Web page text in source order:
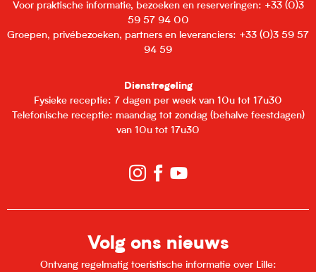
Voor praktische informatie, bezoeken en reserveringen: +33 (0)3
59 57 94 00
Groepen, privébezoeken, partners en leveranciers: +33 (0)3 59 57
94 59
Dienstregeling
Fysieke receptie: 7 dagen per week van 10u tot 17u30
Telefonische receptie: maandag tot zondag (behalve feestdagen)
van 10u tot 17u30
Volg ons nieuws
Ontvang regelmatig toeristische informatie over Lille: